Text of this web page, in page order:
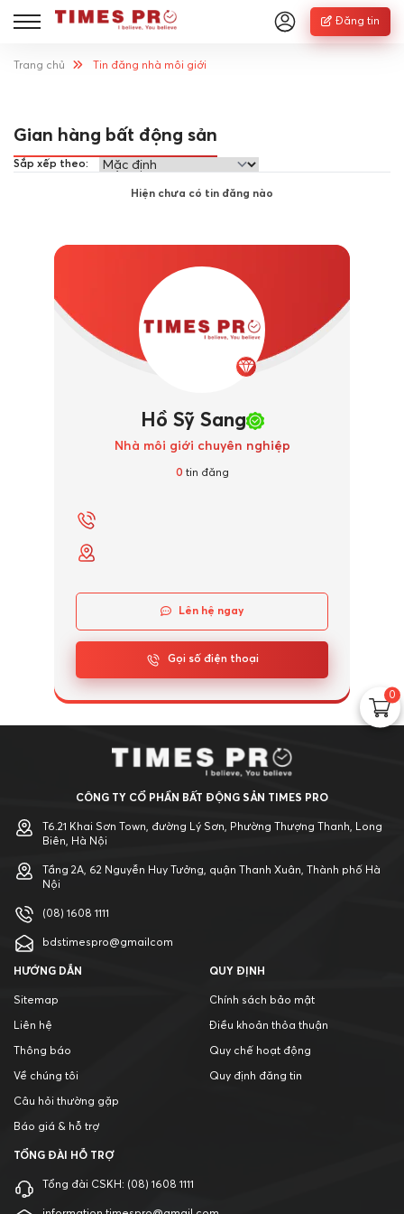
0
Đăng tin
Trang chủ Tin đăng nhà môi giới
Hồ Sỹ Sang
Nhà môi giới chuyên nghiệp
0 tin đăng
Lên hệ ngay
Gọi số điện thoại
Gian hàng bất động sản
Sắp xếp theo:
Hiện chưa có tin đăng nào
CÔNG TY CỔ PHẦN BẤT ĐỘNG SẢN TIMES PRO
T6.21 Khai Sơn Town, đường Lý Sơn, Phường Thượng Thanh, Long
Biên, Hà Nội
Tầng 2A, 62 Nguyễn Huy Tưởng, quận Thanh Xuân, Thành phố Hà
Nội
(08) 1608 1111
bdstimespro@gmailcom
HƯỚNG DẪN
Sitemap
Liên hệ
Thông báo
Về chúng tôi
Câu hỏi thường gặp
Báo giá & hỗ trợ
QUY ĐỊNH
Chính sách bảo mật
Điều khoản thỏa thuận
Quy chế hoạt động
Quy định đăng tin
TỔNG ĐÀI HỖ TRỢ
Tổng đài CSKH: (08) 1608 1111